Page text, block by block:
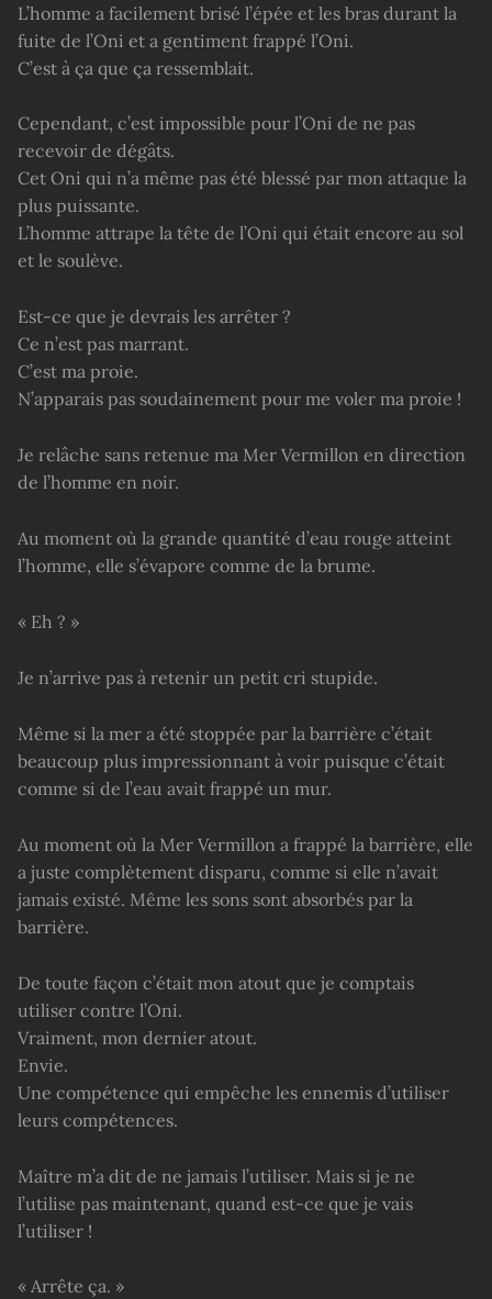
L’homme a facilement brisé l’épée et les bras durant la
fuite de l’Oni et a gentiment frappé l’Oni.
C’est à ça que ça ressemblait.
Cependant, c’est impossible pour l’Oni de ne pas
recevoir de dégâts.
Cet Oni qui n’a même pas été blessé par mon attaque la
plus puissante.
L’homme attrape la tête de l’Oni qui était encore au sol
et le soulève.
Est-ce que je devrais les arrêter ?
Ce n’est pas marrant.
C’est ma proie.
N’apparais pas soudainement pour me voler ma proie !
Je relâche sans retenue ma Mer Vermillon en direction
de l’homme en noir.
Au moment où la grande quantité d’eau rouge atteint
l’homme, elle s’évapore comme de la brume.
« Eh ? »
Je n’arrive pas à retenir un petit cri stupide.
Même si la mer a été stoppée par la barrière c’était
beaucoup plus impressionnant à voir puisque c’était
comme si de l’eau avait frappé un mur.
Au moment où la Mer Vermillon a frappé la barrière, elle
a juste complètement disparu, comme si elle n’avait
jamais existé. Même les sons sont absorbés par la
barrière.
De toute façon c’était mon atout que je comptais
utiliser contre l’Oni.
Vraiment, mon dernier atout.
Envie.
Une compétence qui empêche les ennemis d’utiliser
leurs compétences.
Maître m’a dit de ne jamais l’utiliser. Mais si je ne
l’utilise pas maintenant, quand est-ce que je vais
l’utiliser !
« Arrête ça. »